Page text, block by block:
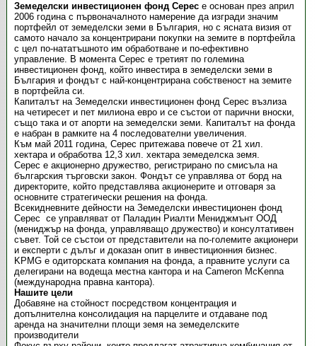
Земеделски инвестиционен фонд Сересе основан през април
2006 година с първоначалното намерение да изгради значим
портфейл от земеделски земи в България, но с ясната визия от
самото начало за концентрирани покупки на земите в портфейла
с цел по-нататъшното им обработване и по-ефективно
управление. В момента Серес е третият по големина
инвестиционен фонд, който инвестира в земеделски земи в
България и фондът с най-концентрирана собственост на земите
в портфейла си.
Капиталът на Земеделски инвестиционен фонд Серес възлиза
на четиресет и пет милиона евро и се състои от парични вноски,
също така и от апорти на земеделски земи. Капиталът на фонда
е набран в рамките на 4 последователни увеличения.
Към май 2011 година, Серес притежава повече от 21 хил.
хектара и обработва 12,3 хил. хектара земеделска земя.
Серес е акционерно дружество, регистрирано по смисъла на
българския търговски закон. Фондът се управлява от борд на
директорите, който представлява акционерите и отговаря за
основните стратегически решения на фонда.
Всекидневните дейности на Земеделски инвестиционен фонд
Серес се управляват от Паладин Риалти Мениджмънт ООД
(мениджър на фонда, управляващо дружество) и консултативен
съвет. Той се състои от представители на по-големите акционери
и експерти с дълъг и доказан опит в инвестиционния бизнес.
KPMG е одиторската компания на фонда, а правните услуги са
делегирани на водеща местна кантора и на Cameron McKenna
(международна правна кантора).
Нашите цели
Добавяне на стойност посредством концентрация и
допълнителна консолидация на парцелите и отдаване под
аренда на значителни площи земя на земеделските
производители